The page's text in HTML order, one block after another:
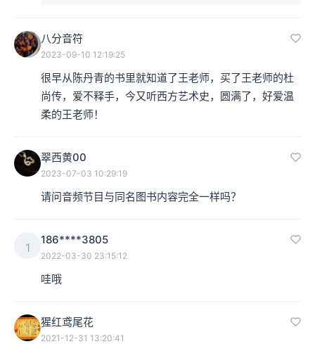
八分音符
2023-09-10 12:19:25
很早从陈丹青的书里就知道了王老师，买了王老师的杜
尚传，爱不释手，今又听西方艺术史，圆满了，好爱温
柔的王老师！
翠西黄00
2023-07-03 10:29:19
请问音频节目与同名图书内容完全一样吗？
1
186****3805
2022-03-30 23:15:12
哇哦
猩红鸢尾花
2021-12-31 13:20:41